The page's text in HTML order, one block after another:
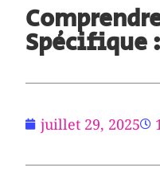
juillet 29, 2025